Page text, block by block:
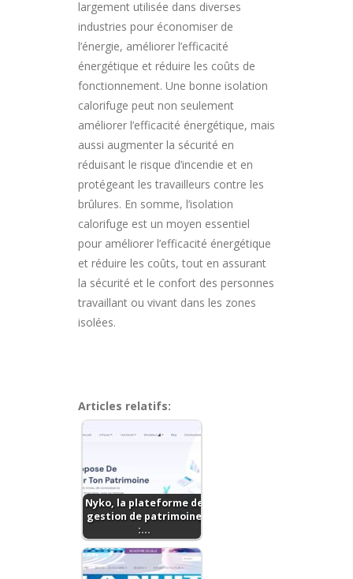
largement utilisée dans diverses
industries pour économiser de
l’énergie, améliorer l’efficacité
énergétique et réduire les coûts de
fonctionnement. Une bonne isolation
calorifuge peut non seulement
améliorer l’efficacité énergétique, mais
aussi augmenter la sécurité en
réduisant le risque d’incendie et en
protégeant les travailleurs contre les
brûlures. En somme, l’isolation
calorifuge est un moyen essentiel
pour améliorer l’efficacité énergétique
et réduire les coûts, tout en assurant
la sécurité et le confort des personnes
travaillant ou vivant dans les zones
isolées.
Articles relatifs:
Nyko, la plateforme de
gestion de patrimoine
:…